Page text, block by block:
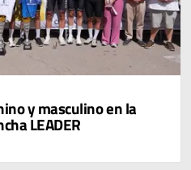
y masculino en la
LEADER